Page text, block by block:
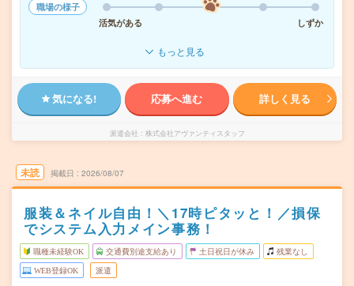
職場の様子
活気がある
しずか
もっと見る
気になる! 応募へ進む 詳しく見る
派遣会社 株式会社アヴァンティスタッフ
未読 掲載日 2026/08/07
服装＆ネイル自由！＼17時ピタッと！／損保
でシステム入力メイン事務！
職種未経験OK 交通費別途支給あり 土日祝日が休み 残業なし
WEB登録OK 派遣